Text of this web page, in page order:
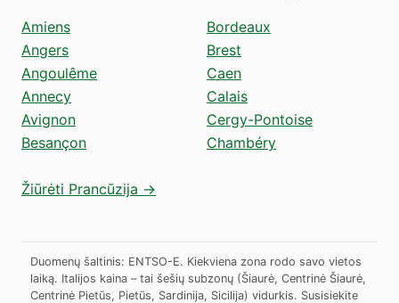
Amiens
Angers
Angoulême
Annecy
Avignon
Besançon
Bordeaux
Brest
Caen
Calais
Cergy-Pontoise
Chambéry
Žiūrėti Prancūzija →
Duomenų šaltinis: ENTSO-E. Kiekviena zona rodo savo vietos
laiką. Italijos kaina – tai šešių subzonų (Šiaurė, Centrinė Šiaurė,
Centrinė Pietūs, Pietūs, Sardinija, Sicilija) vidurkis. Susisiekite